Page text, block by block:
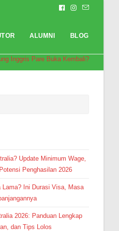
ALUMNI BLOG
Inggris Pare Buka Kembali?
Update Minimum Wage,
Penghasilan 2026
Lama? Ini Durasi Visa, Masa
2026: Panduan Lengkap
dan Tips Lolos